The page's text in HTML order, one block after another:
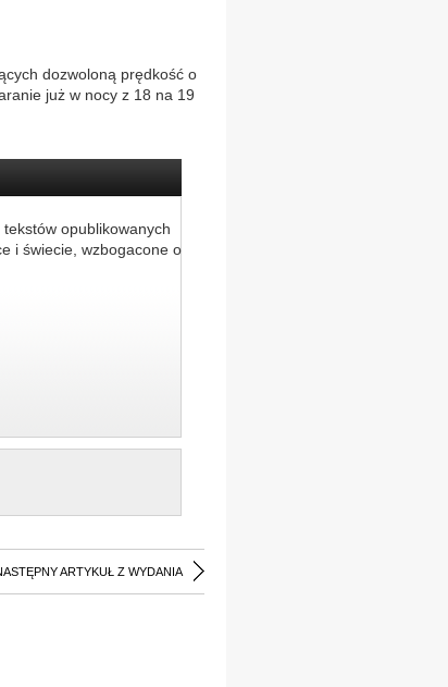
dozwoloną prędkość o
już w nocy z 18 na 19
opublikowanych
i świecie, wzbogacone o
ARTYKUŁ Z WYDANIA